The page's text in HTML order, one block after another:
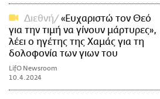
Διεθνή
«Ευχαριστώ τον Θεό
για την τιμή να γίνουν μάρτυρες»,
λέει ο ηγέτης της Χαμάς για τη
δολοφονία των γιων του
LifO Newsroom
10.4.2024